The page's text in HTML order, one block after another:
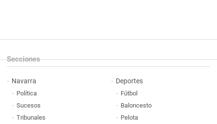
Secciones
Navarra
Política
Sucesos
Tribunales
Deportes
Fútbol
Baloncesto
Pelota